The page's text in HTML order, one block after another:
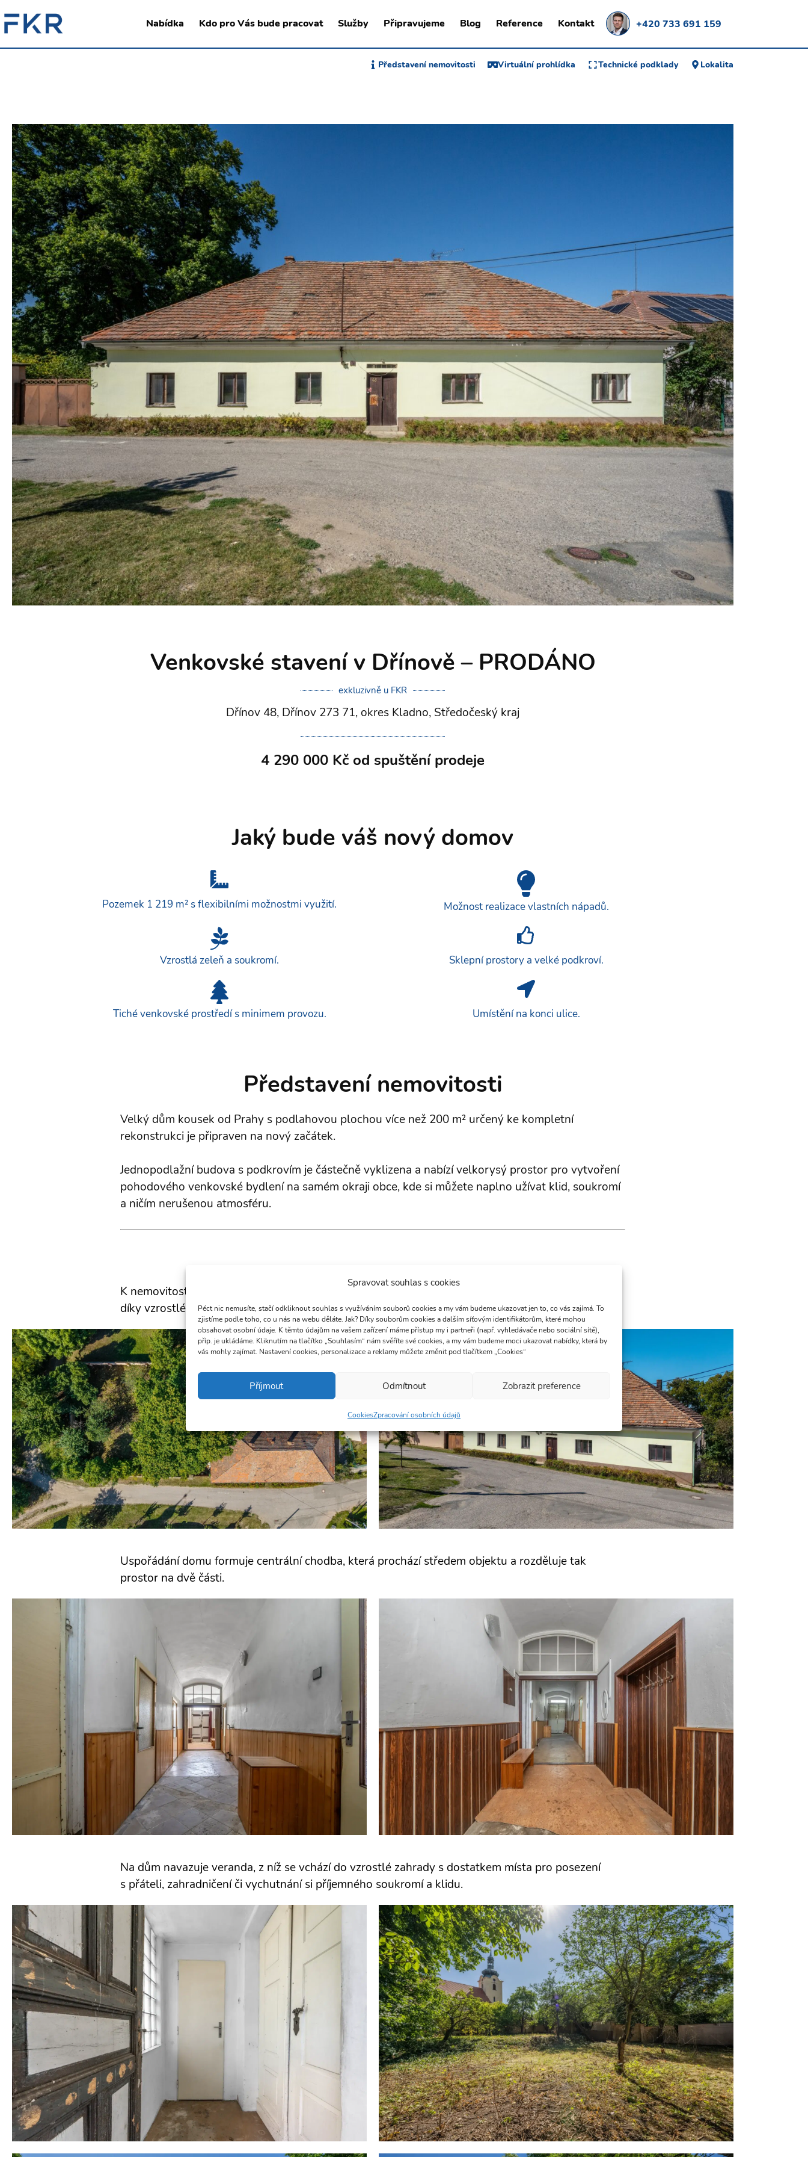
Spravovat souhlas s cookies
Péct nic nemusíte, stačí odkliknout souhlas s využíváním souborů cookies a my vám budeme ukazovat jen to, co vás zajímá. To
zjistíme podle toho, co u nás na webu děláte. Jak? Díky souborům cookies a dalším síťovým identifikátorům, které mohou
obsahovat osobní údaje. K těmto údajům na vašem zařízení máme přístup my i partneři (např. vyhledávače nebo sociální sítě),
příp. je ukládáme. Kliknutím na tlačítko „Souhlasím“ nám svěříte své cookies, a my vám budeme moci ukazovat nabídky, která by
vás mohly zajímat. Nastavení cookies, personalizace a reklamy můžete změnit pod tlačítkem „Cookies“
Příjmout Odmítnout Zobrazit preference
CookiesZpracování osobních údajů
Nabídka Kdo pro Vás bude pracovat Služby Připravujeme Blog Reference Kontakt +420 733 691 159
Představení nemovitosti Virtuální prohlídka Technické podklady Lokalita
Venkovské stavení v Dřínově – PRODÁNO
exkluzivně u FKR
Dřínov 48, Dřínov 273 71, okres Kladno, Středočeský kraj
4 290 000 Kč od spuštění prodeje
Jaký bude váš nový domov
Pozemek 1 219 m² s flexibilními možnostmi využití. Možnost realizace vlastních nápadů.
Vzrostlá zeleň a soukromí. Sklepní prostory a velké podkroví.
Tiché venkovské prostředí s minimem provozu. Umístění na konci ulice.
Představení nemovitosti
Velký dům kousek od Prahy s podlahovou plochou více než 200 m² určený ke kompletní
rekonstrukci je připraven na nový začátek.
Jednopodlažní budova s podkrovím je částečně vyklizena a nabízí velkorysý prostor pro vytvoření
pohodového venkovské bydlení na samém okraji obce, kde si můžete naplno užívat klid, soukromí
a ničím nerušenou atmosféru.
K nemovitosti vede pohodlný příjezd po obecní asfaltové komunikaci. Celý pozemek je oplocen a
díky vzrostlé zeleni oddělen od okolního prostředí.
Uspořádání domu formuje centrální chodba, která prochází středem objektu a rozděluje tak
prostor na dvě části.
Na dům navazuje veranda, z níž se vchází do vzrostlé zahrady s dostatkem místa pro posezení
s přáteli, zahradničení či vychutnání si příjemného soukromí a klidu.